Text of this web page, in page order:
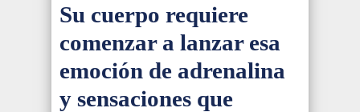
Su cuerpo requiere
comenzar a lanzar esa
emoción de adrenalina
y sensaciones que